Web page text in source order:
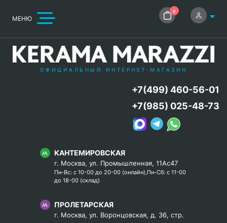
МЕНЮ
0
ОФИЦИАЛЬНЫЙ ИНТЕРНЕТ-МАГАЗИН
КАНТЕМИРОВСКАЯ
г. Москва, ул. Промышленная, 11Ас47
Пн-Вс: с 10-00 до 20-00 (онлайн),Пн-Сб: с 11-00
до 18-00 (склад)
ПРОЛЕТАРСКАЯ
г. Москва, ул. Воронцовская, д. 36, стр.
+7(499) 460-56-01
+7(985) 025-48-73